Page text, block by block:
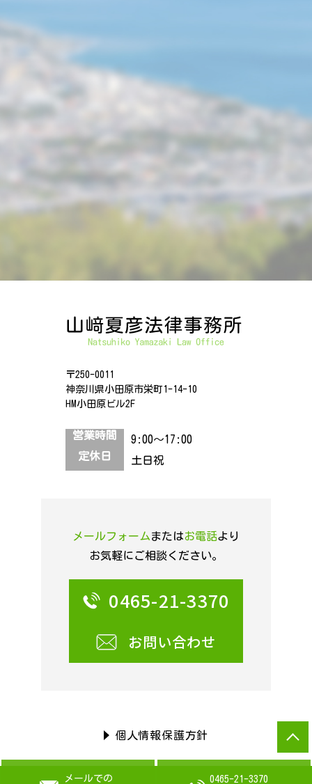
メールでの 0465-21-3370
〒250-0011
神奈川県小田原市栄町1-14-10
HM小田原ビル2F
営業時間
9:00～17:00
定休日
土日祝
メールフォームまたはお電話より
お気軽にご相談ください。
0465-21-3370
お問い合わせ
個人情報保護方針